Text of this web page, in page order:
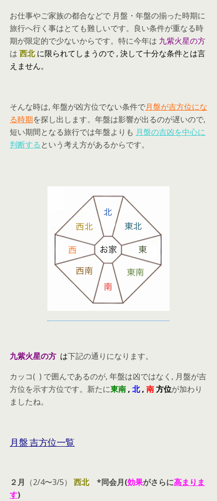
お仕事やご家族の都合などで 月盤・年盤の揃った時期に
旅行へ行く事はとても難しいです。良い条件が重なる時
期が限定的で少ないからです。特に今年は 九紫火星の方
は 西北に限られてしまうので , 決して十分な条件とは言
えません。
そんな時は, 年盤が凶方位でない条件で月盤が吉方位にな
る時期を探し出します。年盤は影響が出るのが遅いので,
短い期間となる旅行では年盤よりも 月盤の吉凶を中心に
判断するという考え方があるからです。
九紫火星の方 は下記の通りになります。
カッコ( ) で囲んであるのが, 年盤は凶ではなく, 月盤が吉
方位を示す方位です。新たに東南 , 北, 南方位が加わり
ましたね。
月盤 吉方位一覧
２月 （2/4〜3/5） 西北 *同会月(効果がさらに高まりま
す)